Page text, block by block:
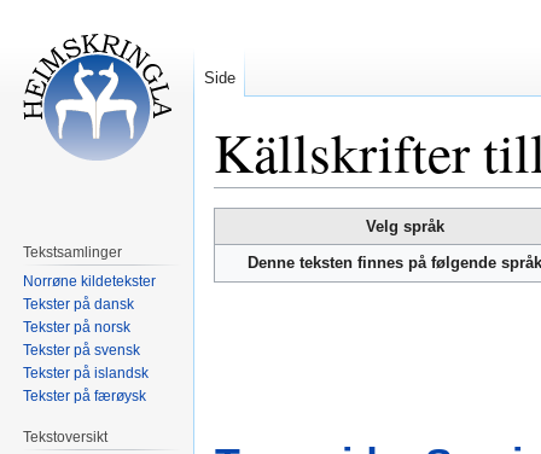
Källskrifter
til
navigering
til
Velg språk
Denne teksten finnes på følgende
Side
Tekstsamlinger
Norrøne kildetekster
Tekster på dansk
Tekster på norsk
Tekster på svensk
Tekster på islandsk
Tekster på færøysk
Tekstoversikt